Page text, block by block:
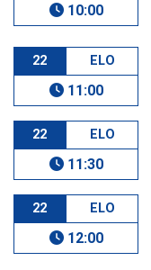
10:00
22 ELO
11:00
22 ELO
11:30
22 ELO
12:00